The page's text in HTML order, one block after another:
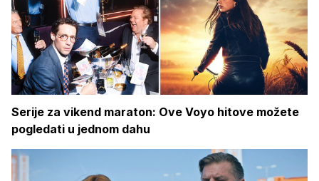
Serije za vikend maraton: Ove Voyo hitove možete
pogledati u jednom dahu